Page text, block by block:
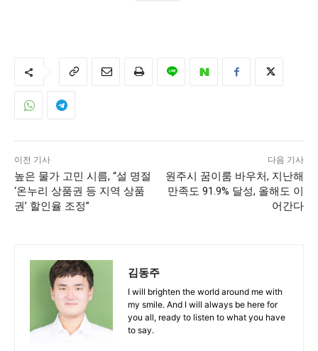
이전 기사
높은 물가 고민 시름, “설 명절
‘온누리 상품권 등 지역 상품
권’ 할인율 조정”
다음 기사
원주시 꿈이룸 바우처, 지난해
만족도 91.9% 달성, 올해도 이
어간다
김동주
I will brighten the world around me with
my smile. And I will always be here for
you all, ready to listen to what you have
to say.